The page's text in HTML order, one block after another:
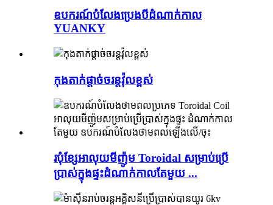
ឧបករណ៍បំលែងប្រេងបីដំណាក់កាល
YUANKY
កុងតាក់ផ្តាច់ចរន្តវ៉ុលខ្ពស់
របុំខ្សែអាលុយមីញ៉ូម Toroidal សម្រាប់ប្រើ
ប្រាស់ក្នុងផ្ទះដំណាក់កាលតែមួយ ...